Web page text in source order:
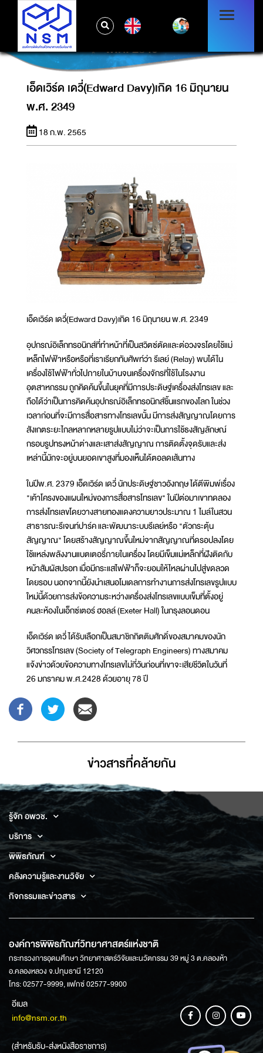
เอ็ดเวิร์ด เดวี่(EDWARD DAVY)เกิด 16 มิถุนายน
พ.ศ. 2349
เอ็ดเวิร์ด เดวี่(Edward Davy)เกิด 16 มิถุนายน
พ.ศ. 2349
18 ก.พ. 2565
เอ็ดเวิร์ด เดวี่(Edward Davy)เกิด 16 มิถุนายน พ.ศ. 2349
อุปกรณ์อิเล็กทรอนิกส์ที่ทำหน้าที่เป็นสวิตซ์ตัดและต่อวงจรโดยใช้แม่
เหล็กไฟฟ้าหรือหรือที่เราเรียกทับศัพท์ว่า รีเลย์ (Relay) พบได้ใน
เครื่องใช้ไฟฟ้าทั่วไปภายในบ้านจนเครื่องจักรที่ใช้ในโรงงาน
อุตสาหกรรม ถูกคิดค้นขึ้นในยุคที่มีการประดิษฐ์เครื่องส่งโทรเลข และ
ถือได้ว่าเป็นการคิดค้นอุปกรณ์อิเล็กทรอนิกส์ชิ้นแรกของโลก ในช่วง
เวลาก่อนที่จะมีการสื่อสารทางโทรเลขนั้น มีการส่งสัญญาณโดยการ
สังเกตระยะไกลหลากหลายรูปแบบไม่ว่าจะเป็นการใช้ธงสัญลักษณ์
กรอบรูปทรงหน้าต่างและเสาส่งสัญญาณ การติดตั้งจุดรับและส่ง
เหล่านี้มักจะอยู่บนยอดเขาสูงที่มองเห็นได้ตอลดเส้นทาง
ในปีพ.ศ. 2379 เอ็ดเวิร์ด เดวี่ นักประดิษฐ์ชาวอังกฤษ ได้ตีพิมพ์เรื่อง
"เค้าโครงของแผนใหม่ของการสื่อสารโทรเลข" ในปีต่อมาเขาทดลอง
การส่งโทรเลขโดยวางสายทองแดงความยาวประมาณ 1 ไมล์ในสวน
สาธารณะรีเจนท์ปาร์ค และพัฒนาระบบรีเลย์หรือ "ตัวกระตุ้น
สัญญาณ" โดยสร้างสัญญาณขึ้นใหม่จากสัญญาณที่ดรอปลงโดย
ใช้แหล่งพลังงานแบตเตอรี่ภายในเครื่อง โดยมีเข็มแม่เหล็กที่ฝังติดกับ
หน้าสัมผัสปรอท เมื่อมีกระแสไฟฟ้าก็จะยอมให้ไหลผ่านไปสู่ขดลวด
โดยรอบ นอกจากนี้ยังนำเสนอโมเดลการทำงานการส่งโทรเลขรูปแบบ
ใหม่นี้ด้วยการส่งข้อความระหว่างเครื่องส่งโทรเลขแบบเข็มที่ตั้งอยู่
คนละห้องในเอ็กซ์เตอร์ ฮอลล์ (Exeter Hall) ในกรุงลอนดอน
เอ็ดเวิร์ด เดวี่ ได้รับเลือกเป็นสมาชิกกิตติมศักดิ์ของสมาคมของนัก
วิศวกรรโทรเลข (Society of Telegraph Engineers) ทางสมาคม
แจ้งข่าวด้วยข้อความทางโทรเลขไม่กี่วันก่อนที่เขาจะเสียชีวิตในวันที่
26 มกราคม พ.ศ.2428 ด้วยอายุ 78 ปี
ข่าวสารที่่คล้ายกัน
รู้จัก อพวช.
บริการ
พิพิธภัณฑ์
คลังความรู้และงานวิจัย
กิจกรรมและข่าวสาร
องค์การพิพิธภัณฑ์วิทยาศาสตร์แห่งชาติ
กระทรวงการอุดมศึกษา วิทยาศาสตร์วิจัยและนวัตกรรม 39 หมู่ 3 ต.คลองห้า
อ.คลองหลวง จ.ปทุมธานี 12120
โทร: 02577-9999, แฟกซ์ 02577-9900
อีเมล
info@nsm.or.th
(สำหรับรับ-ส่งหนังสือราชการ)